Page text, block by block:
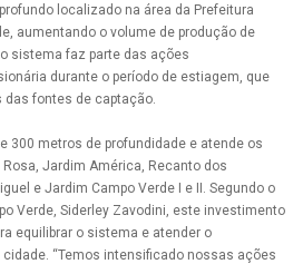
localizado na área da Prefeitura
aumentando o volume de produção de
sistema faz parte das ações
durante o período de estiagem, que
das fontes de captação.
300 metros de profundidade e atende os
Jardim América, Recanto dos
e Jardim Campo Verde I e II. Segundo o
Verde, Siderley Zavodini, este investimento
equilibrar o sistema e atender o
“Temos intensificado nossas ações